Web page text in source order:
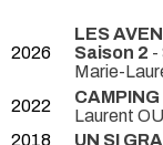
2026
LES
Saison 2 -
Marie-
2022
Laurent
2018
UN SI